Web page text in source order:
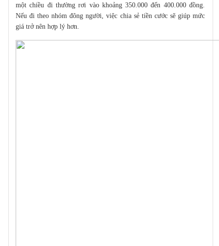
một chiều đi thường rơi vào khoảng 350.000 đến 400.000 đồng.
Nếu đi theo nhóm đông người, việc chia sẻ tiền cước sẽ giúp mức
giá trở nên hợp lý hơn.